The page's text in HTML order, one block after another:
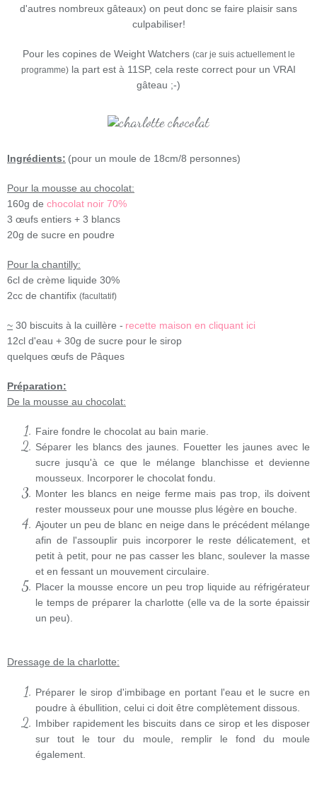
d'autres nombreux gâteaux) on peut donc se faire plaisir sans
culpabiliser!
Pour les copines de Weight Watchers (car je suis actuellement le
programme) la part est à 11SP, cela reste correct pour un VRAI
gâteau ;-)
Ingrédients: (pour un moule de 18cm/8 personnes)
Pour la mousse au chocolat:
160g de chocolat noir 70%
3 œufs entiers + 3 blancs
20g de sucre en poudre
Pour la chantilly:
6cl de crème liquide 30%
2cc de chantifix (facultatif)
~ 30 biscuits à la cuillère - recette maison en cliquant ici
12cl d'eau + 30g de sucre pour le sirop
quelques œufs de Pâques
Préparation:
De la mousse au chocolat:
Faire fondre le chocolat au bain marie.
Séparer les blancs des jaunes. Fouetter les jaunes avec le
sucre jusqu'à ce que le mélange blanchisse et devienne
mousseux. Incorporer le chocolat fondu.
Monter les blancs en neige ferme mais pas trop, ils doivent
rester mousseux pour une mousse plus légère en bouche.
Ajouter un peu de blanc en neige dans le précédent mélange
afin de l'assouplir puis incorporer le reste délicatement, et
petit à petit, pour ne pas casser les blanc, soulever la masse
et en fessant un mouvement circulaire.
Placer la mousse encore un peu trop liquide au réfrigérateur
le temps de préparer la charlotte (elle va de la sorte épaissir
un peu).
Dressage de la charlotte:
Préparer le sirop d'imbibage en portant l'eau et le sucre en
poudre à ébullition, celui ci doit être complètement dissous.
Imbiber rapidement les biscuits dans ce sirop et les disposer
sur tout le tour du moule, remplir le fond du moule
également.